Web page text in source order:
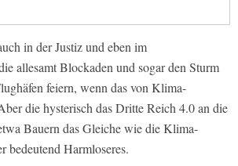
in der Justiz und eben im
allesamt Blockaden und sogar den Sturm
feiern, wenn das von Klima-
die hysterisch das Dritte Reich 4.0 an die
Bauern das Gleiche wie die Klima-
bedeutend Harmloseres.